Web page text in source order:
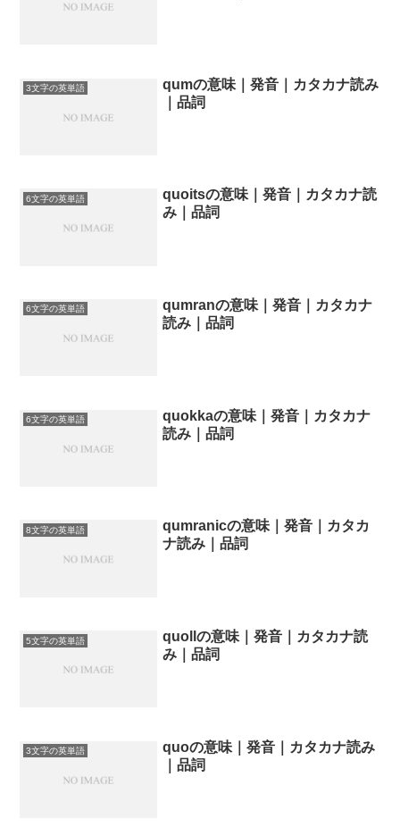
3文字の英単語
qumの意味｜発音｜カタカナ読み
｜品詞
6文字の英単語
quoitsの意味｜発音｜カタカナ読
み｜品詞
6文字の英単語
qumranの意味｜発音｜カタカナ
読み｜品詞
6文字の英単語
quokkaの意味｜発音｜カタカナ
読み｜品詞
8文字の英単語
qumranicの意味｜発音｜カタカ
ナ読み｜品詞
5文字の英単語
quollの意味｜発音｜カタカナ読
み｜品詞
3文字の英単語
quoの意味｜発音｜カタカナ読み
｜品詞